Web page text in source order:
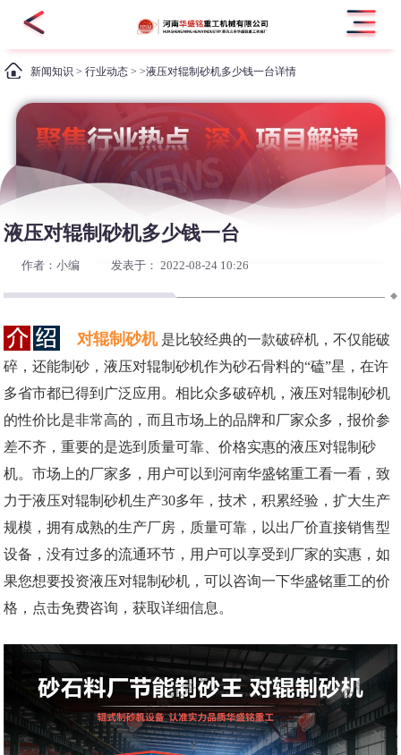
新闻知识 >行业动态 > >液压对辊制砂机多少钱一台详情
液压对辊制砂机多少钱一台
作者：小编 发表于： 2022-08-24 10:26
对辊制砂机 是比较经典的一款破碎机，不仅能破
碎，还能制砂，液压对辊制砂机作为砂石骨料的“磕”星，在许
多省市都已得到广泛应用。相比众多破碎机，液压对辊制砂机
的性价比是非常高的，而且市场上的品牌和厂家众多，报价参
差不齐，重要的是选到质量可靠、价格实惠的液压对辊制砂
机。市场上的厂家多，用户可以到河南华盛铭重工看一看，致
力于液压对辊制砂机生产30多年，技术，积累经验，扩大生产
规模，拥有成熟的生产厂房，质量可靠，以出厂价直接销售型
设备，没有过多的流通环节，用户可以享受到厂家的实惠，如
果您想要投资液压对辊制砂机，可以咨询一下华盛铭重工的价
格，点击免费咨询，获取详细信息。